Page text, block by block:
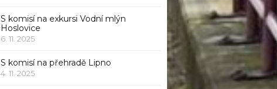
S komisí na exkursi Vodní mlýn
Hoslovice
6. 11. 2025
S komisí na přehradě Lipno
4. 11. 2025